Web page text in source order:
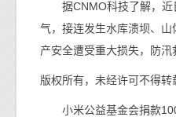
据CNMO科技了解，近
气，接连发生水库溃坝、
产安全遭受重大损失，防汛
版权所有，未经许可不得转
小米公益基金会捐款